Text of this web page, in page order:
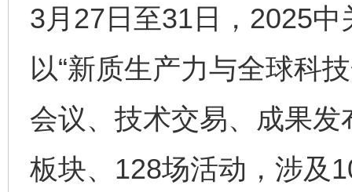
3月27日至31日，2025
以“新质生产力与全球科
会议、技术交易、成果
板块、128场活动，涉及